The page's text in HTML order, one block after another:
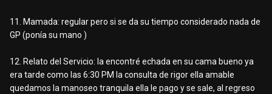
11. Mamada: regular pero si se da su tiempo considerado nada de
GP (ponía su mano )
12. Relato del Servicio: la encontré echada en su cama bueno ya
era tarde como las 6:30 PM la consulta de rigor ella amable
quedamos la manoseo tranquila ella le pago y se sale, al regreso